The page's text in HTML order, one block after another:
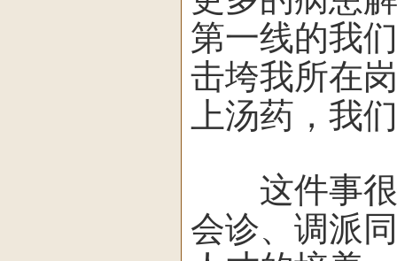
第一线的我
击垮我所在
上汤药，我
这件事很
会诊、调派